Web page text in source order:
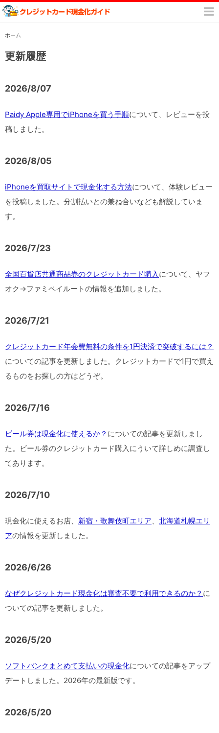
ホーム
更新履歴
2026/8/07
Paidy Apple専用でiPhoneを買う手順について、レビューを投
稿しました。
2026/8/05
iPhoneを買取サイトで現金化する方法について、体験レビュー
を投稿しました。分割払いとの兼ね合いなども解説していま
す。
2026/7/23
全国百貨店共通商品券のクレジットカード購入について、ヤフ
オク→ファミペイルートの情報を追加しました。
2026/7/21
クレジットカード年会費無料の条件を1円決済で突破するには？
についての記事を更新しました。クレジットカードで1円で買え
るものをお探しの方はどうぞ。
2026/7/16
ビール券は現金化に使えるか？ についての記事を更新しまし
た。ビール券のクレジットカード購入にういて詳しめに調査し
てあります。
2026/7/10
現金化に使えるお店、 新宿・歌舞伎町エリア、 北海道札幌エリ
アの情報を更新しました。
2026/6/26
なぜクレジットカード現金化は審査不要で利用できるのか？ に
ついての記事を更新しました。
2026/5/20
ソフトバンクまとめて支払いの現金化についての記事をアップ
デートしました。2026年の最新版です。
2026/5/20